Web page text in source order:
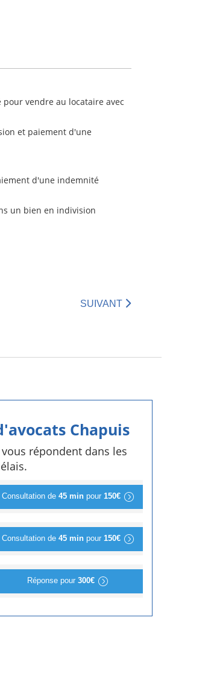
vendre au locataire avec
et paiement d'une
d'une indemnité
un bien en indivision
SUIVANT
Chapuis
répondent dans les
Consultation de 45 minpour 150€
Consultation de 45 minpour 150€
Réponse pour 300€